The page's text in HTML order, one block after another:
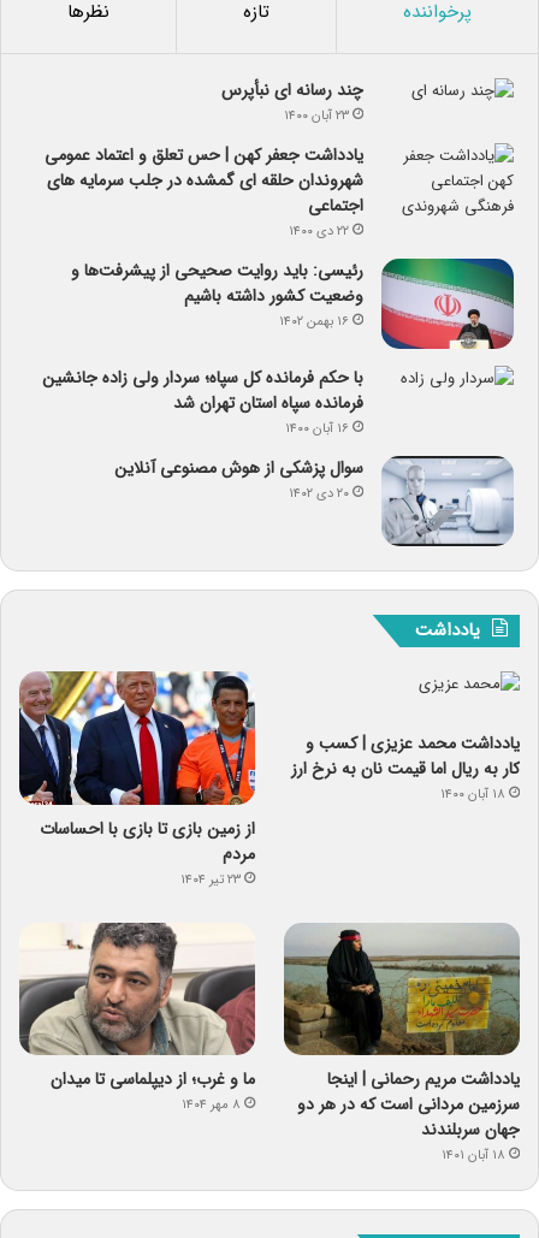
پرخواننده تازه نظرها
چند رسانه ای نبأپرس
۲۳ آبان ۱۴۰۰
یادداشت جعفر کهن | حس تعلق و اعتماد عمومی
شهروندان حلقه ای گمشده در جلب سرمایه های
اجتماعی
۲۲ دی ۱۴۰۰
رئیسی: باید روایت صحیحی از پیشرفت‌ها و
وضعیت کشور داشته باشیم
۱۶ بهمن ۱۴۰۲
با حکم فرمانده کل سپاه؛ سردار ولی زاده جانشین
فرمانده سپاه استان تهران شد
۱۶ آبان ۱۴۰۰
سوال پزشکی از هوش مصنوعی آنلاین
۲۰ دی ۱۴۰۲
یادداشت
یادداشت‌ محمد عزیزی | کسب و
کار به ریال اما قیمت نان به نرخ ارز
۱۸ آبان ۱۴۰۰
از زمین بازی تا بازی با احساسات
مردم
۲۳ تیر ۱۴۰۴
یادداشت مریم رحمانی | اینجا
سرزمین مردانی است که در هر دو
جهان سربلندند
۱۸ آبان ۱۴۰۱
ما و غرب؛ از دیپلماسی تا میدان
۸ مهر ۱۴۰۴